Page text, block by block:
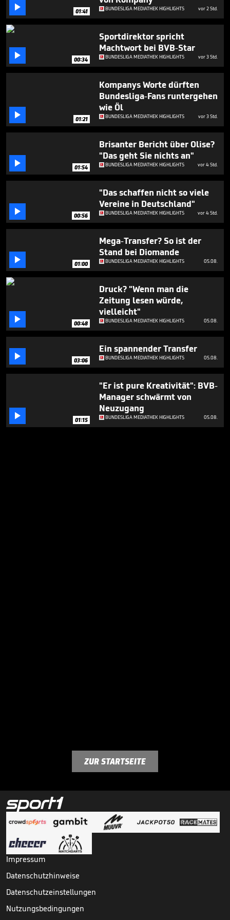
minutes,
seconds
 01:41 BUNDESLIGA MEDIATHEK HIGHLIGHTS vor 2 Std.
 00:34
Sportdirektor spricht
Machtwort bei BVB-Star
BUNDESLIGA MEDIATHEK HIGHLIGHTS vor 3 Std.
 01:21
Kompanys Worte dürften
Bundesliga-Fans runtergehen
wie Öl
BUNDESLIGA MEDIATHEK HIGHLIGHTS vor 3 Std.
 01:54
Brisanter Bericht über Olise?
"Das geht Sie nichts an"
BUNDESLIGA MEDIATHEK HIGHLIGHTS vor 4 Std.
 00:56
"Das schaffen nicht so viele
Vereine in Deutschland"
BUNDESLIGA MEDIATHEK HIGHLIGHTS vor 4 Std.
 01:00
Mega-Transfer? So ist der
Stand bei Diomande
BUNDESLIGA MEDIATHEK HIGHLIGHTS 05.08.
 00:48
Druck? "Wenn man die
Zeitung lesen würde,
vielleicht"
BUNDESLIGA MEDIATHEK HIGHLIGHTS 05.08.
 03:06
Ein spannender Transfer
BUNDESLIGA MEDIATHEK HIGHLIGHTS 05.08.
 01:15
"Er ist pure Kreativität": BVB-
Manager schwärmt von
Neuzugang
BUNDESLIGA MEDIATHEK HIGHLIGHTS 05.08.
ZUR STARTSEITE
Impressum
Datenschutzhinweise
Datenschutzeinstellungen
Nutzungsbedingungen